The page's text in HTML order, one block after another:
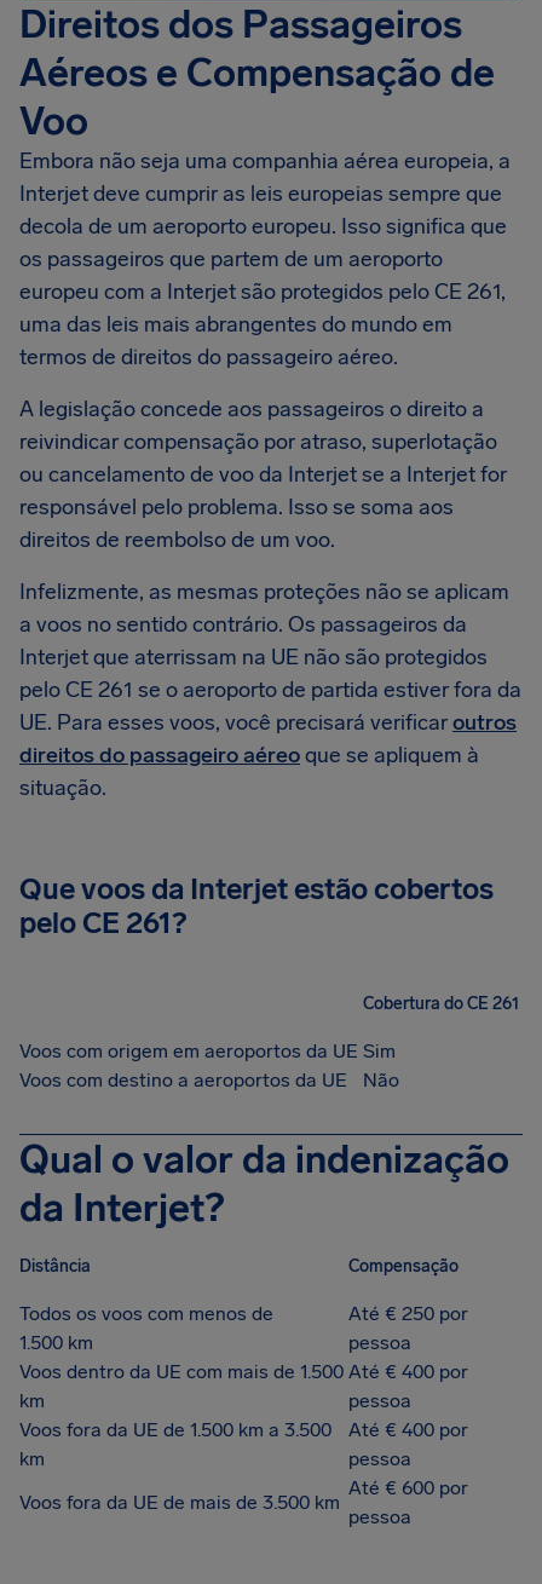
Direitos dos Passageiros
Aéreos e Compensação de
Voo
Embora não seja uma companhia aérea europeia, a
Interjet deve cumprir as leis europeias sempre que
decola de um aeroporto europeu. Isso significa que
os passageiros que partem de um aeroporto
europeu com a Interjet são protegidos pelo CE 261,
uma das leis mais abrangentes do mundo em
termos de direitos do passageiro aéreo.
A legislação concede aos passageiros o direito a
reivindicar compensação por atraso, superlotação
ou cancelamento de voo da Interjet se a Interjet for
responsável pelo problema. Isso se soma aos
direitos de reembolso de um voo.
Infelizmente, as mesmas proteções não se aplicam
a voos no sentido contrário. Os passageiros da
Interjet que aterrissam na UE não são protegidos
pelo CE 261 se o aeroporto de partida estiver fora da
UE. Para esses voos, você precisará verificaroutros
direitos do passageiro aéreoque se apliquem à
situação.
Que voos da Interjet estão cobertos
pelo CE 261?
Cobertura do CE 261
Voos com origem em aeroportos da UE Sim
Voos com destino a aeroportos da UE
Não
Qual o valor da indenização
da Interjet?
Distância Compensação
Todos os voos com menos de
1.500 km
Até € 250 por
pessoa
Voos dentro da UE com mais de 1.500
km
Até € 400 por
pessoa
Voos fora da UE de 1.500 km a 3.500
km
Até € 400 por
pessoa
Voos fora da UE de mais de 3.500 km
Até € 600 por
pessoa